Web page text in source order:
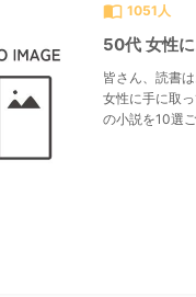
import_contacts 1051人
50代 女性
皆さん、読書
女性に手に取
の小説を10選